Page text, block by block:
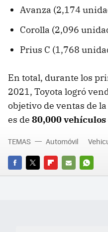
Avanza (2,174
Corolla (2,096
Prius C (1,768
En total, durante los
2021, Toyota logró
objetivo de ventas de
es de 80,000
FACEBOOK
TWITTERFLIPBOARD
E-
TEMAS Automóvil